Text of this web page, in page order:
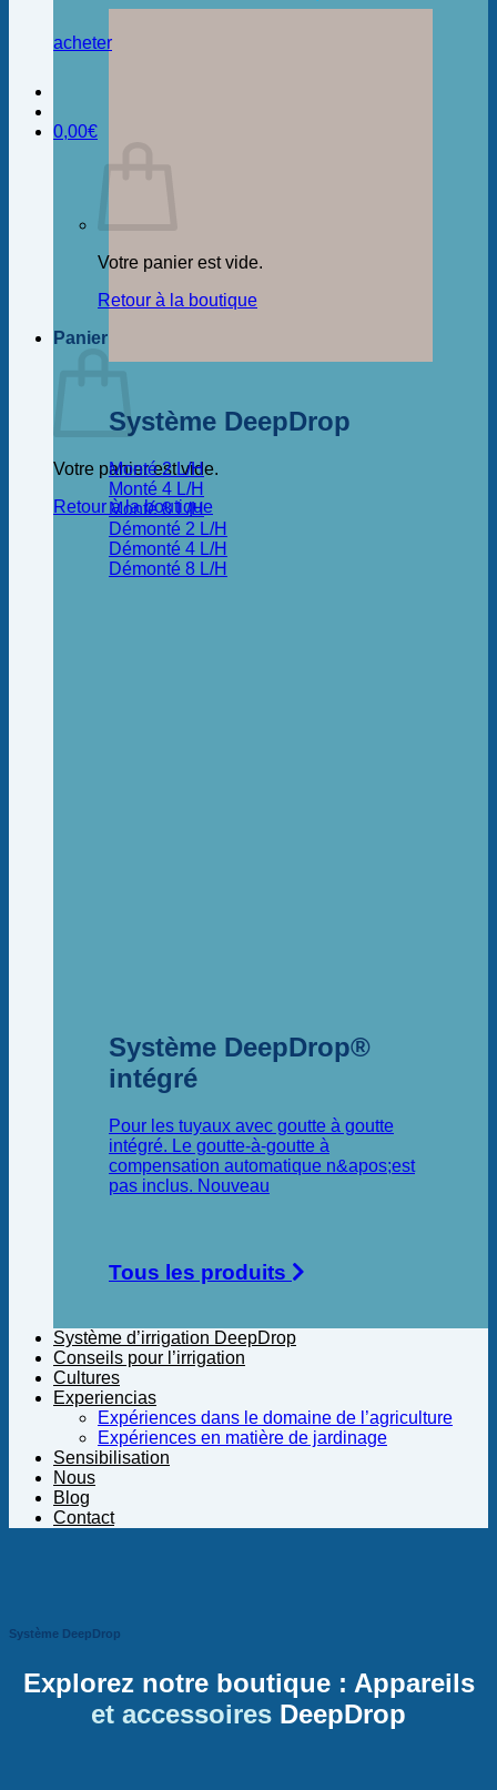
acheter
0,00€
Votre panier est vide.
Retour à la boutique
Panier
Votre panier est vide.
Retour à la boutique
Système DeepDrop
Monté 2 L/H
Monté 4 L/H
Monté 8 L/H
Démonté 2 L/H
Démonté 4 L/H
Démonté 8 L/H
Système DeepDrop®
intégré
Pour les tuyaux avec goutte à goutte
intégré. Le goutte-à-goutte à
compensation automatique n&apos;est
pas inclus.
Tous les produits
Système d’irrigation DeepDrop
Conseils pour l’irrigation
Cultures
Experiencias
Expériences dans le domaine de l’agriculture
Expériences en matière de jardinage
Sensibilisation
Nous
Blog
Contact
Système DeepDrop
Explorez notre boutique : Appareils
et accessoires DeepDrop